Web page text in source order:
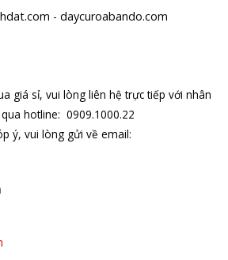
- daycuroabando.com
giá sỉ, vui lòng liên hệ trực tiếp với nhân
hotline: 0909.1000.22
ý, vui lòng gửi về email: